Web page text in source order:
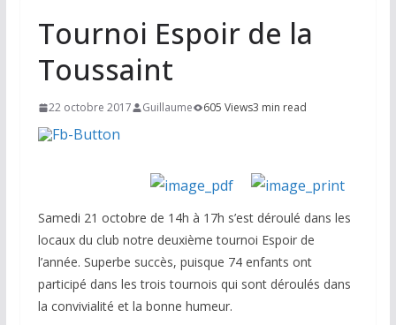
Tournoi Espoir de la
Toussaint
22 octobre 2017 Guillaume 605 Views3 min read
Samedi 21 octobre de 14h à 17h s’est déroulé dans les
locaux du club notre deuxième tournoi Espoir de
l’année. Superbe succès, puisque 74 enfants ont
participé dans les trois tournois qui sont déroulés dans
la convivialité et la bonne humeur.